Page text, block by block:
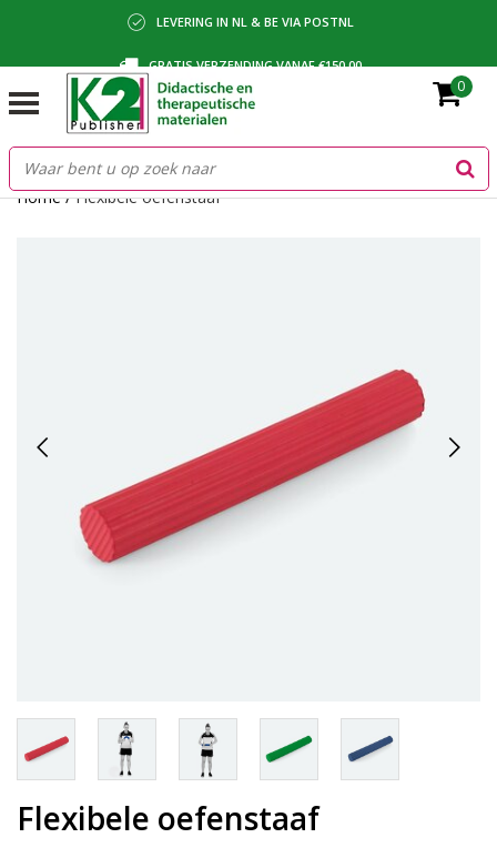
LEVERING IN NL & BE VIA POSTNL
GRATIS VERZENDING VANAF €150,00
BETALING VIA IDEAL, BANCONTACT OF FACTUUR
0
Home/Flexibele oefenstaaf
Flexibele oefenstaaf